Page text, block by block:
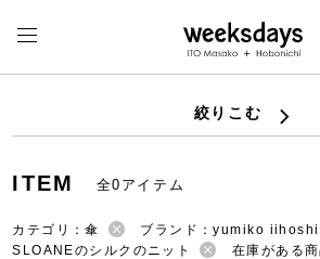
絞りこむ
ITEM 全0アイテム
カテゴリ：傘
ブランド：yumiko
SLOANEのシルクのニット
在庫がある商